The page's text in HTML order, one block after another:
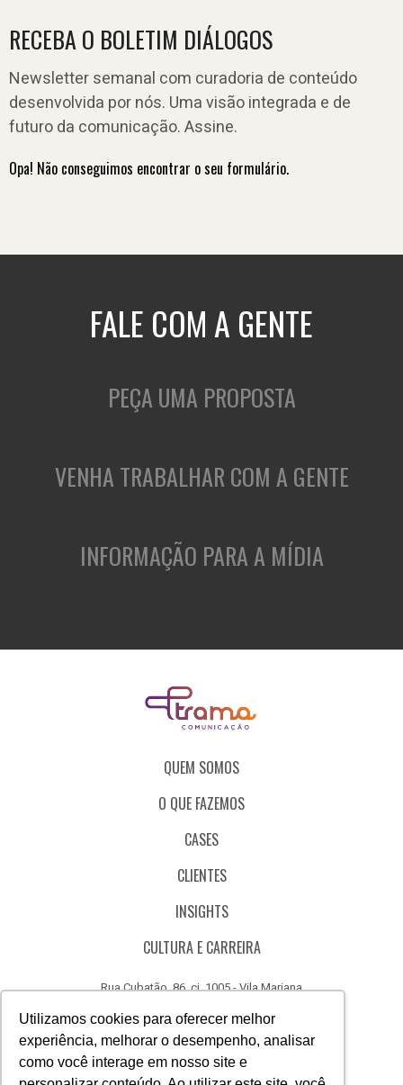
Utilizamos cookies para oferecer melhor
experiência, melhorar o desempenho, analisar
como você interage em nosso site e
RECEBA O BOLETIM DIÁLOGOS
Newsletter semanal com curadoria de conteúdo
desenvolvida por nós. Uma visão integrada e de
futuro da comunicação. Assine.
Opa! Não conseguimos encontrar o seu formulário.
FALE COM A GENTE
PEÇA UMA PROPOSTA
VENHA TRABALHAR COM A GENTE
INFORMAÇÃO PARA A MÍDIA
QUEM SOMOS
O QUE FAZEMOS
CASES
CLIENTES
INSIGHTS
CULTURA E CARREIRA
Rua Cubatão, 86, cj. 1005 - Vila Mariana
CÓDIGO DE ÉTICA